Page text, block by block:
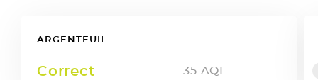
ARGENTEUIL
Correct 35 AQI